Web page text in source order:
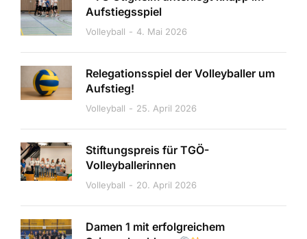
Aufstiegsspiel
Volleyball 4. Mai 2026
Relegationsspiel der Volleyballer um
Aufstieg!
Volleyball 25. April 2026
Stiftungspreis für TGÖ-
Volleyballerinnen
Volleyball 20. April 2026
Damen 1 mit erfolgreichem